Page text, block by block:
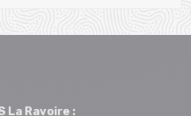
La Ravoire :